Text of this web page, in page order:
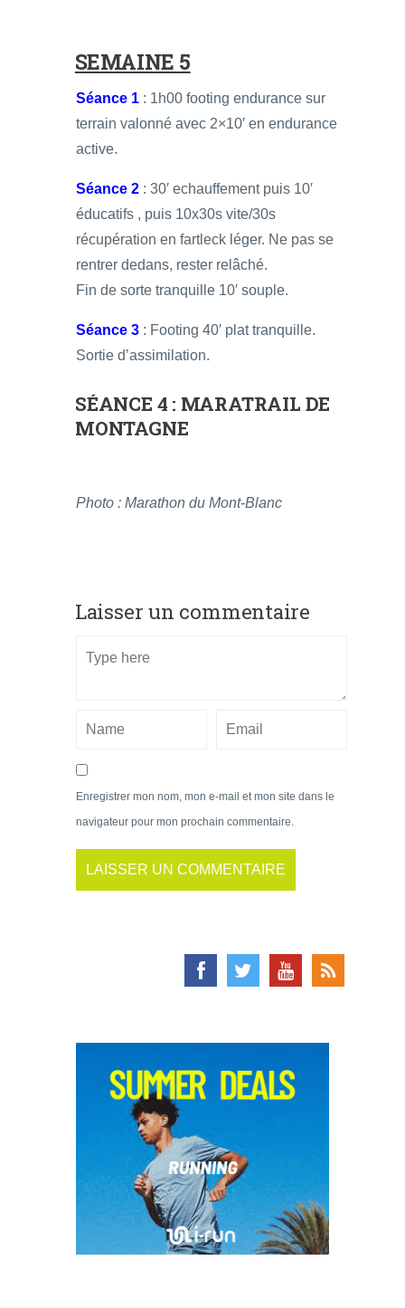
SEMAINE 5
Séance 1 : 1h00 footing endurance sur
terrain valonné avec 2×10′ en endurance
active.
Séance 2 : 30′ echauffement puis 10′
éducatifs , puis 10x30s vite/30s
récupération en fartleck léger. Ne pas se
rentrer dedans, rester relâché.
Fin de sorte tranquille 10′ souple.
Séance 3 : Footing 40′ plat tranquille.
Sortie d’assimilation.
SÉANCE 4 : MARATRAIL DE
MONTAGNE
Photo : Marathon du Mont-Blanc
Laisser un commentaire
Enregistrer mon nom, mon e-mail et mon site dans le
navigateur pour mon prochain commentaire.